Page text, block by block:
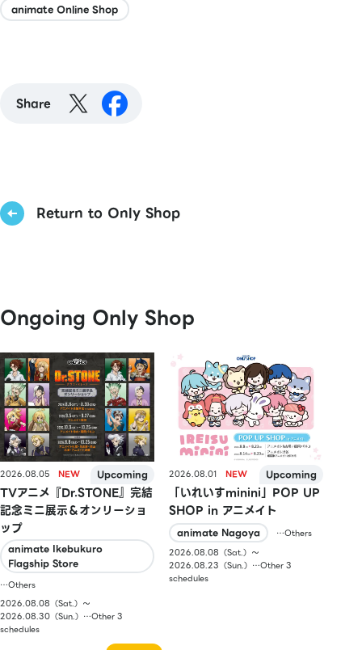
animate Online Shop
Share
Return to Only Shop
Ongoing Only Shop
2026.08.05
TVアニメ『Dr.STONE』完結
記念ミニ展示＆オンリーショ
ップ
animate Ikebukuro
Flagship Store
…Others
2026.08.08（Sat.）〜
2026.08.30（Sun.）…Other 3
schedules
2026.08.01
「いれいすminini」POP UP
SHOP in アニメイト
animate Nagoya
…Others
2026.08.08（Sat.）〜
2026.08.23（Sun.）…Other 3
schedules